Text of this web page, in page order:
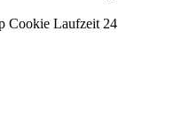
Cookie Laufzeit 24